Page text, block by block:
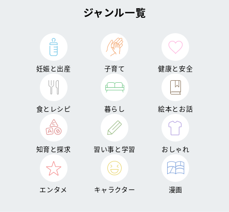
ジャンル一覧
妊娠と出産 子育て 健康と安全
食とレシピ 暮らし 絵本とお話
知育と探求 習い事と学習 おしゃれ
エンタメ キャラクター 漫画